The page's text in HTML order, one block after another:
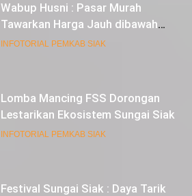
Wabup Husni : Pasar Murah
Tawarkan Harga Jauh dibawah
Pasar Tradisional
INFOTORIAL PEMKAB SIAK
Lomba Mancing FSS Dorongan
Lestarikan Ekosistem Sungai Siak
INFOTORIAL PEMKAB SIAK
Festival Sungai Siak : Daya Tarik